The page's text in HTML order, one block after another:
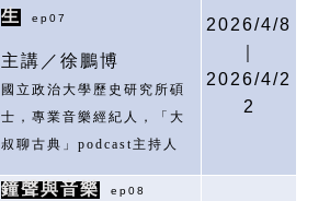
生
ep07
主講／徐鵬博
國立政治大學歷史研究所碩
士，專業音樂經紀人，「大
叔聊古典」 podcast主持人
2026/4/8
2026/4/2
2
鐘聲與音樂 ep08